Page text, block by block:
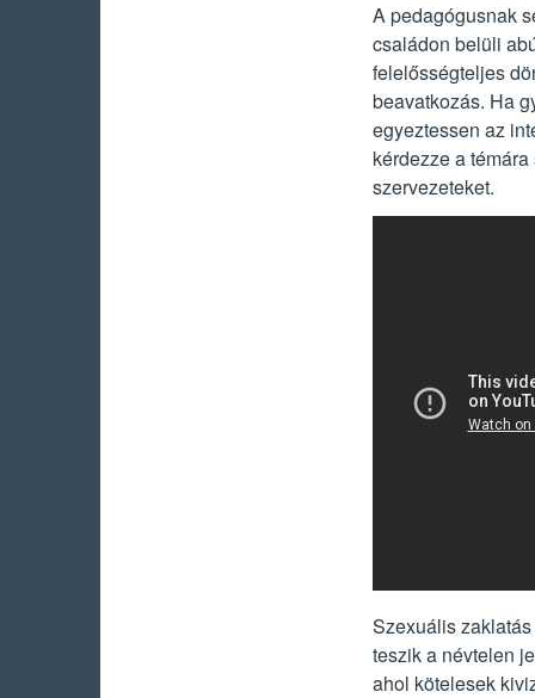
A pedagógusnak
családon belüli
felelősségteljes
beavatkozás. Ha
egyeztessen az
kérdezze a
szervezeteket.
Szexuális
teszik a névtelen
ahol kötelesek